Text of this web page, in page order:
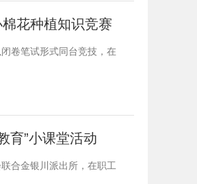
花种植知识竞赛
卷笔试形式同台竞技，在
育”小课堂活动
合金银川派出所，在职工